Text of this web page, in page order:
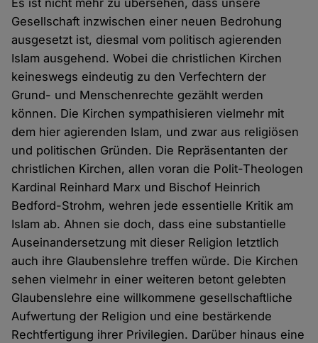
Es ist nicht mehr zu übersehen, dass unsere
Gesellschaft inzwischen einer neuen Bedrohung
ausgesetzt ist, diesmal vom politisch agierenden
Islam ausgehend. Wobei die christlichen Kirchen
keineswegs eindeutig zu den Verfechtern der
Grund- und Menschenrechte gezählt werden
können. Die Kirchen sympathisieren vielmehr mit
dem hier agierenden Islam, und zwar aus religiösen
und politischen Gründen. Die Repräsentanten der
christlichen Kirchen, allen voran die Polit-Theologen
Kardinal Reinhard Marx und Bischof Heinrich
Bedford-Strohm, wehren jede essentielle Kritik am
Islam ab. Ahnen sie doch, dass eine substantielle
Auseinandersetzung mit dieser Religion letztlich
auch ihre Glaubenslehre treffen würde. Die Kirchen
sehen vielmehr in einer weiteren betont gelebten
Glaubenslehre eine willkommene gesellschaftliche
Aufwertung der Religion und eine bestärkende
Rechtfertigung ihrer Privilegien. Darüber hinaus eine